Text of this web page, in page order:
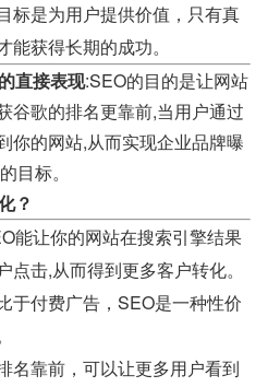
标是为用户提供价值，只有真
获得长期的成功。
直接表现:SEO的目的是让网站
谷歌的排名更靠前,当用户通过
你的网站,从而实现企业品牌曝
目标。
？
能让你的网站在搜索引擎结果
击,从而得到更多客户转化。
于付费广告，SEO是一种性价
名靠前，可以让更多用户看到